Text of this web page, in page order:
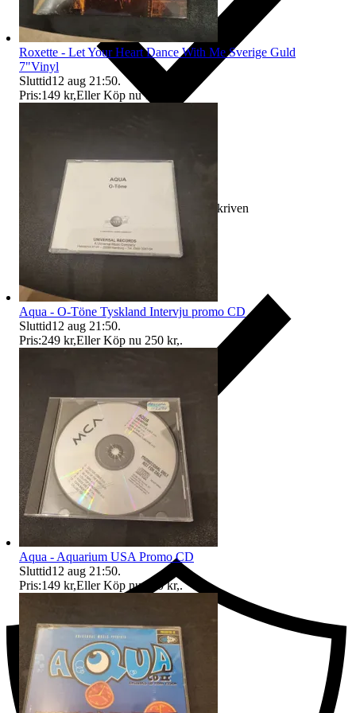
Ersättning om varan inte är som beskriven
Ersättning om du inte får din vara
Roxette - Let Your Heart Dance With Me Sverige Guld
7"Vinyl
Sluttid12 aug 21:50.
Pris:149 kr,Eller Köp nu 150 kr
Aqua - O-Töne Tyskland Intervju promo CD
Sluttid12 aug 21:50.
Pris:249 kr,Eller Köp nu 250 kr,.
Aqua - Aquarium USA Promo CD
Sluttid12 aug 21:50.
Pris:149 kr,Eller Köp nu 150 kr,.